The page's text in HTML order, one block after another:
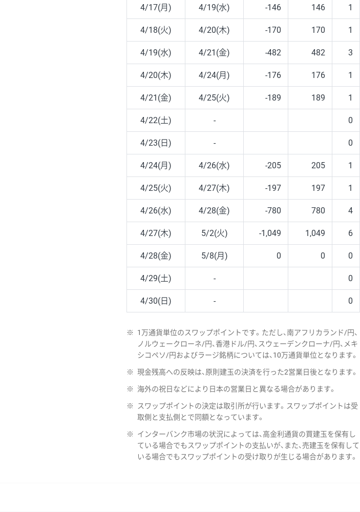
4/17(月) 4/19(水) -146 146 1
4/18(火) 4/20(木) -170 170 1
4/19(水) 4/21(金) -482 482 3
4/20(木) 4/24(月) -176 176 1
4/21(金) 4/25(火) -189 189 1
4/22(土) - 0
4/23(日) - 0
4/24(月) 4/26(水) -205 205 1
4/25(火) 4/27(木) -197 197 1
4/26(水) 4/28(金) -780 780 4
4/27(木) 5/2(火) -1,049 1,049 6
4/28(金) 5/8(月) 0 0 0
4/29(土) - 0
4/30(日) - 0
※
1万通貨単位のスワップポイントです。ただし、南アフリカランド/円、
ノルウェークローネ/円、香港ドル/円、スウェーデンクローナ/円、メキ
シコペソ/円およびラージ銘柄については、10万通貨単位となります。
※ 現金残高への反映は、原則建玉の決済を行った2営業日後となります。
※ 海外の祝日などにより日本の営業日と異なる場合があります。
※
スワップポイントの決定は取引所が行います。スワップポイントは受
取側と支払側とで同額となっています。
※
インターバンク市場の状況によっては、高金利通貨の買建玉を保有し
ている場合でもスワップポイントの支払いが、また、売建玉を保有して
いる場合でもスワップポイントの受け取りが生じる場合があります。